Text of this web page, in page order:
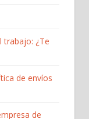
trabajo: ¿Te
de envíos
de